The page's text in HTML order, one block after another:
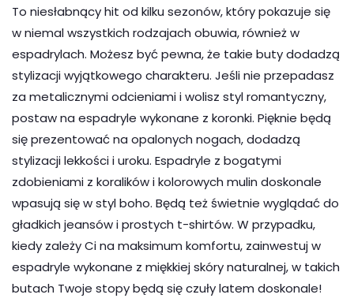
To niesłabnący hit od kilku sezonów, który pokazuje się
w niemal wszystkich rodzajach obuwia, również w
espadrylach. Możesz być pewna, że takie buty dodadzą
stylizacji wyjątkowego charakteru. Jeśli nie przepadasz
za metalicznymi odcieniami i wolisz styl romantyczny,
postaw na espadryle wykonane z koronki. Pięknie będą
się prezentować na opalonych nogach, dodadzą
stylizacji lekkości i uroku. Espadryle z bogatymi
zdobieniami z koralików i kolorowych mulin doskonale
wpasują się w styl boho. Będą też świetnie wyglądać do
gładkich jeansów i prostych t-shirtów. W przypadku,
kiedy zależy Ci na maksimum komfortu, zainwestuj w
espadryle wykonane z miękkiej skóry naturalnej, w takich
butach Twoje stopy będą się czuły latem doskonale!